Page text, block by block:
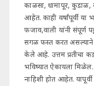
काळसा, धामापूर,
आहेत. काही वर्षांपूर्वी या
फजाव,वाली यांनी संपूर्ण
सगळ फस्त करत असल्याने
केले आहे. उत्तम प्रतीचा
भविष्यात ऐकायला मिळेल.
नाहिशी होत आहेत.